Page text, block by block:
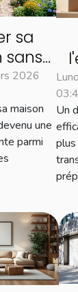
sa
sans
?
2026
maison
une
parmi
:
Un
plus